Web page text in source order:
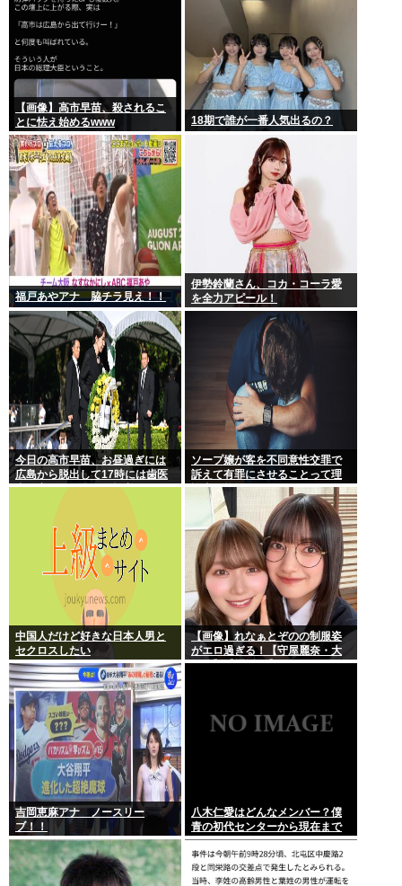
【画像】高市早苗、殺されるこ
とに怯え始めるwww
18期で誰が一番人気出るの？
福戸あやアナ 脇チラ見え！！
伊勢鈴蘭さん、コカ・コーラ愛
を全力アピール！
今日の高市早苗、お昼過ぎには
広島から脱出して17時には歯医
者に寄ってそのまま帰宅
ソープ嬢が客を不同意性交罪で
訴えて有罪にさせることって理
論上可能？
中国人だけど好きな日本人男と
セクロスしたい
【画像】れなぁとぞのの制服姿
がエロ過ぎる！【守屋麗奈・大
園玲】【櫻坂46】
吉岡恵麻アナ ノースリー
ブ！！
八木仁愛はどんなメンバー？僕
青の初代センターから現在まで
の活動を紹介